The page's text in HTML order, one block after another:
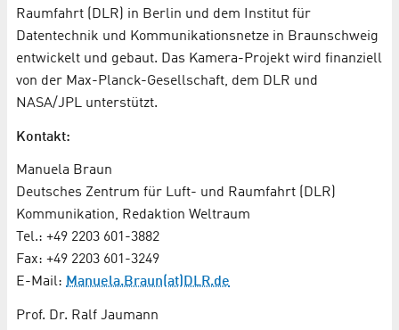
Raumfahrt (DLR) in Berlin und dem Institut für
Datentechnik und Kommunikationsnetze in Braunschweig
entwickelt und gebaut. Das Kamera-Projekt wird finanziell
von der Max-Planck-Gesellschaft, dem DLR und
NASA/JPL unterstützt.
Kontakt:
Manuela Braun
Deutsches Zentrum für Luft- und Raumfahrt (DLR)
Kommunikation, Redaktion Weltraum
Tel.: +49 2203 601-3882
Fax: +49 2203 601-3249
E-Mail: Manuela.Braun(at)DLR.de
Prof. Dr. Ralf Jaumann